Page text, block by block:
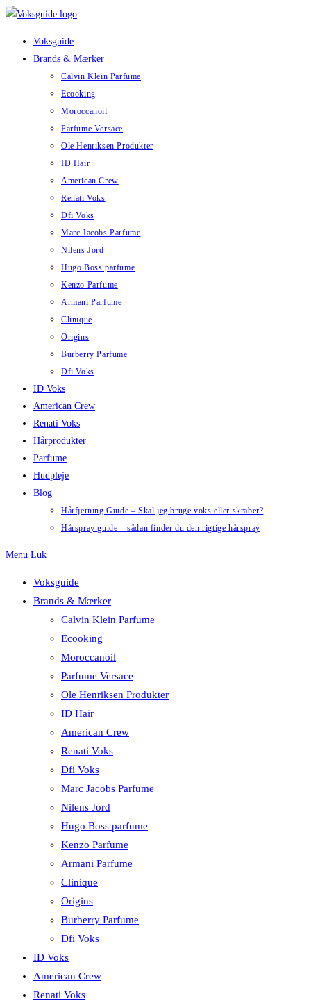
Skip
Voksguide
Brands & Mærker
Calvin Klein Parfume
Ecooking
Moroccanoil
Parfume Versace
Ole Henriksen Produkter
ID Hair
American Crew
Renati Voks
Dfi Voks
Marc Jacobs Parfume
Nilens Jord
Hugo Boss parfume
Kenzo Parfume
Armani Parfume
Clinique
Origins
Burberry Parfume
Dfi Voks
ID Voks
American Crew
Renati Voks
Hårprodukter
Parfume
Hudpleje
Blog
Hårfjerning Guide – Skal jeg bruge voks eller skraber?
Hårspray guide – sådan finder du den rigtige hårspray
Menu Luk
Voksguide
Brands & Mærker
Calvin Klein Parfume
Ecooking
Moroccanoil
Parfume Versace
Ole Henriksen Produkter
ID Hair
American Crew
Renati Voks
Dfi Voks
Marc Jacobs Parfume
Nilens Jord
Hugo Boss parfume
Kenzo Parfume
Armani Parfume
Clinique
Origins
Burberry Parfume
Dfi Voks
ID Voks
American Crew
Renati Voks